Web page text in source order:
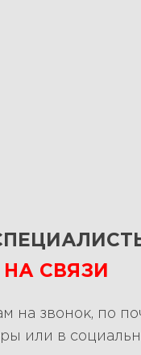
НА СВЯЗИ
на звонок, по
или в